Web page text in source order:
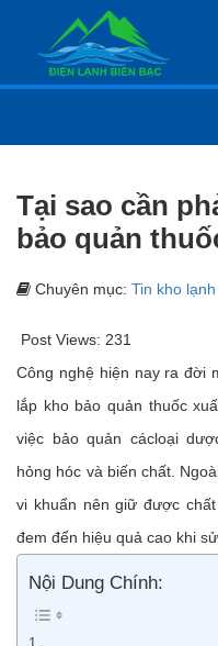
Tại sao cần
bảo quản
Chuyên mục: Tin kho lạnh
Post Views: 231
Công nghệ hiện nay ra đời
lắp kho bảo quản thuốc
việc bảo quản cácloại
hỏng hóc và biến chất.
vi khuẩn nên giữ được
đem đến hiệu quả cao khi sử
Nội Dung Chính: